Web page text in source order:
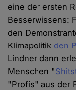
eine der ersten
Besserwissens:
den
Klimapolitik den
Lindner dann
Menschen "
"Profis" aus der